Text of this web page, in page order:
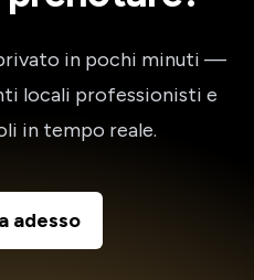
in pochi minuti —
locali professionisti e
in tempo reale.
adesso